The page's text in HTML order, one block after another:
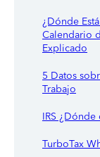
¿Dónde
Calendario
Explicado
5 Datos
Trabajo
IRS
TurboTax